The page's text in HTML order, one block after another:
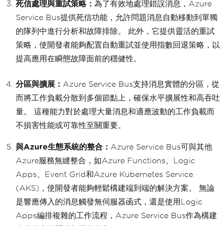
死信處理與重試策略： 為了有效地處理錯誤消息，Azure
Service Bus提供死信功能，允許問題消息自動移動到單獨
的隊列中進行分析和故障排除。 此外，它提供靈活的重試
策略，使開發者能夠配置自動重試並使用指數回退策略，以
提高應用在瞬態故障面前的穩健性。
分區與擴展： Azure Service Bus支持消息實體的分區，從
而將工作負載分散到多個節點上，確保水平擴展性和高吞吐
量。 這種能力對於處理大量消息和適應波動的工作負載而
不損害性能或可靠性至關重要。
與Azure生態系統的整合： Azure Service Bus可與其他
Azure服務無縫整合，如Azure Functions、Logic
Apps、Event Grid和Azure Kubernetes Service
(AKS)，使開發者能夠輕鬆構建端到端的解決方案。 無論
是響應傳入的消息觸發無伺服器函式，還是使用Logic
Apps編排複雜的工作流程，Azure Service Bus作為構建